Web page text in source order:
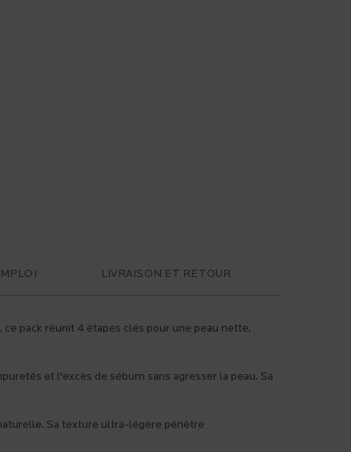
LIVRAISON ET RETOUR
pack réunit 4 étapes clés pour une peau nette,
et l'excès de sébum sans agresser la peau. Sa
Sa texture ultra-légère pénètre